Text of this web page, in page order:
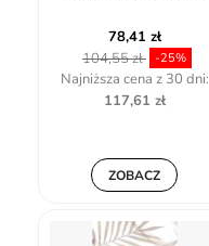
78,41 zł
104,55 zł
-25%
Najniższa cena z 30 dni:
117,61 zł
ZOBACZ